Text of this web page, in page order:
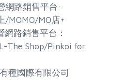
網路銷售平台:
/MOMO/MO店+
網路銷售平台：
The Shop/Pinkoi for
種國際有限公司